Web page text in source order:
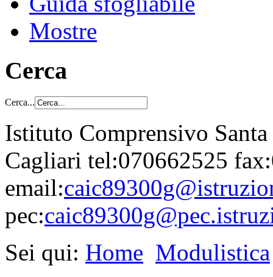
Mostre
Cerca
Cerca...
Istituto Comprensivo
Cagliari tel:070662525
email:
pec:
Sei qui: Home Modulistica